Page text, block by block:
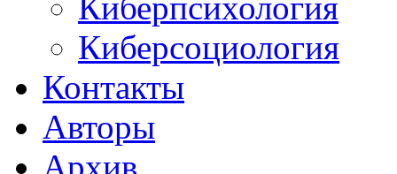
Киберпсихология
Киберсоциология
Контакты
Авторы